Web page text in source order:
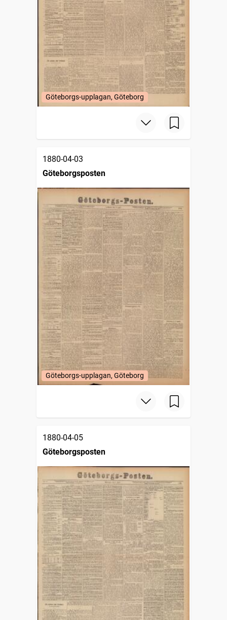
Göteborgs-upplagan, Göteborg
1880-04-03
Göteborgsposten
Göteborgs-upplagan, Göteborg
1880-04-05
Göteborgsposten